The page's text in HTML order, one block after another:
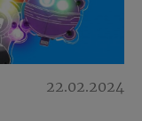
22.02.2024